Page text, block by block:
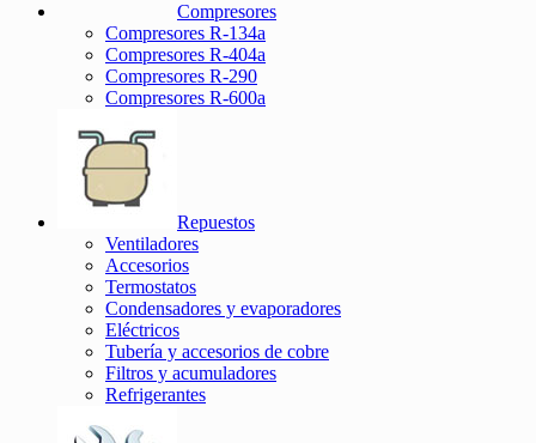
Compresores
Compresores R-134a
Compresores R-404a
Compresores R-290
Compresores R-600a
Repuestos
Ventiladores
Accesorios
Termostatos
Condensadores y evaporadores
Eléctricos
Tubería y accesorios de cobre
Filtros y acumuladores
Refrigerantes